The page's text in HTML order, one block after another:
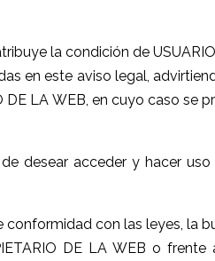
la condición de
en este aviso legal,
LA WEB, en cuyo caso se
desear acceder y hacer
con las leyes, la
DE LA WEB o